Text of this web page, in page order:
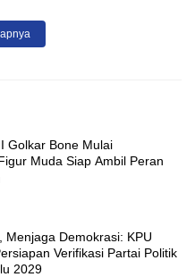
Golkar Bone Mulai
Muda Siap Ambil Peran
Menjaga Demokrasi: KPU
Verifikasi Partai Politik
2029